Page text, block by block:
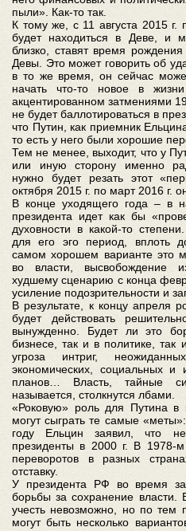
пыли». Как-то так.
К тому же, с 11 августа 2015
будет находиться в Деве, и
близко, ставят время
Девы. Это может говорить об
в то же время, он сейчас
начать что-то новое в
акцентированном затмениями
не будет баллотироваться в
что Путин, как приемник
то есть у него были хорошие
Тем не менее, выходит, что у
или иную сторону именно
нужно будет резать этот
октября 2015 г. по март 2016 г.
В конце уходящего года – в
президента идет как бы
духовности в какой-то
для его эго период, вплоть
самом хорошем варианте это
во власти, высвобождение
худшему сценарию с конца
усиление подозрительности и
В результате, к концу апреля
будет действовать
вынужденно. Будет ли это
бизнесе, так и в политике,
угроза интриг,
экономических, социальных и
планов… Власть, тайные
называется, столкнутся лбами.
«Роковую» роль для Путина в
могут сыграть те самые
году Ельцин заявил, что
президенты в 2000 г. В 1978-
переворотов в разных
отставку.
У президента РФ во время
борьбы за сохранение власти.
учесть невозможно, но по тем
могут быть несколько